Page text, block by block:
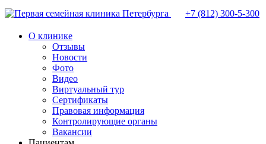
+7 (812) 300-5-300
О клинике
Отзывы
Новости
Фото
Видео
Виртуальный тур
Сертификаты
Правовая информация
Контролирующие органы
Вакансии